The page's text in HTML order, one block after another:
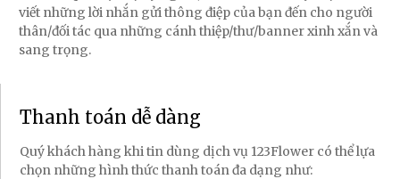
viết những lời nhắn gửi thông điệp của bạn đến cho người
thân/đối tác qua những cánh thiệp/thư/banner xinh xắn và
sang trọng.
Thanh toán dễ dàng
Quý khách hàng khi tin dùng dịch vụ 123Flower có thể lựa
chọn những hình thức thanh toán đa dạng như: